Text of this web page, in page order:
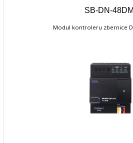
SB-DN-
Modul kontroleru zbernice